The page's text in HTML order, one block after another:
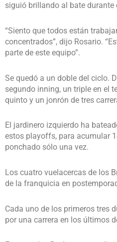
siguió brillando al bate durante
“Siento que todos están
concentrados”, dijo Rosario.
parte de este equipo”.
Se quedó a un doble del ciclo.
segundo inning, un triple en el
quinto y un jonrón de tres
El jardinero izquierdo ha
estos playoffs, para acumular
ponchado sólo una vez.
Los cuatro vuelacercas de los
de la franquicia en
Cada uno de los primeros tres
por una carrera en los últimos